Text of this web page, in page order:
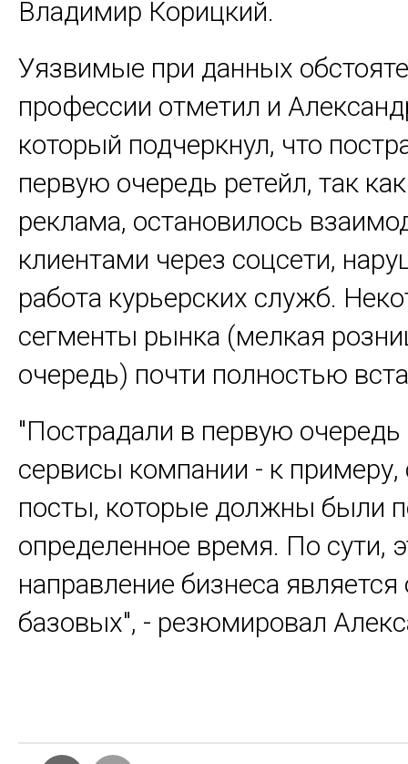
Владимир Корицкий.
Уязвимые при данных
профессии отметил и
который подчеркнул, что
первую очередь ретейл, так
реклама, остановилось
клиентами через соцсети,
работа курьерских служб.
сегменты рынка (мелкая
очередь) почти полностью
"Пострадали в первую
сервисы компании - к
посты, которые должны были
определенное время. По сути,
направление бизнеса
базовых", - резюмировал